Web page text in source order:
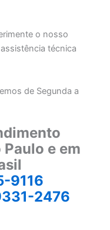
o nosso
técnica
de Segunda a
e em
9116
2476